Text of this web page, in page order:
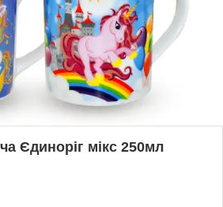
Єдиноріг мікс 250мл